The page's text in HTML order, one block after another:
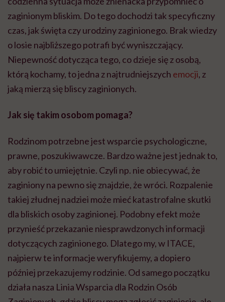
zaginionym bliskim. Do tego dochodzi tak specyficzny
czas, jak święta czy urodziny zaginionego. Brak wiedzy
o losie najbliższego potrafi być wyniszczający.
Niepewność dotycząca tego, co dzieje się z osobą,
którą kochamy, to jedna z najtrudniejszych emocji, z
jaką mierzą się bliscy zaginionych.
Jak się takim osobom pomaga?
Rodzinom potrzebne jest wsparcie psychologiczne,
prawne, poszukiwawcze. Bardzo ważne jest jednak to,
aby robić to umiejętnie. Czyli np. nie obiecywać, że
zaginiony na pewno się znajdzie, że wróci. Rozpalenie
takiej złudnej nadziei może mieć katastrofalne skutki
dla bliskich osoby zaginionej. Podobny efekt może
przynieść przekazanie niesprawdzonych informacji
dotyczących zaginionego. Dlatego my, w ITACE,
najpierw te informacje weryfikujemy, a dopiero
później przekazujemy rodzinie. Od samego początku
działa nasza Linia Wsparcia dla Rodzin Osób